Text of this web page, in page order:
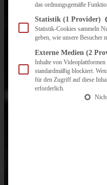
das ordnungsgemäße
Statistik (1 Provider)
Statistik-Cookies sammeln
geben, wie unsere Besucher
Externe Medien (2
Inhalte von
standardmäßig blockiert.
für den Zugriff auf diese
erforderlich.